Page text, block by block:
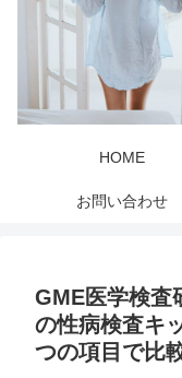
HOME
お問い合わせ
GME医学検査
の性病検査キ
つの項目で比